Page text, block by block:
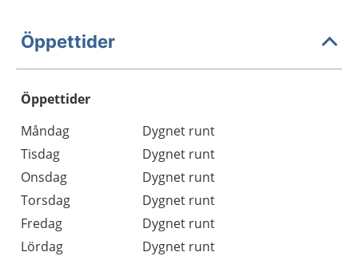
Öppettider
Öppettider
Dag
Öppettider
Kommentarer
Måndag
Dygnet runt
Tisdag
Dygnet runt
Onsdag
Dygnet runt
Torsdag
Dygnet runt
Fredag
Dygnet runt
Lördag
Dygnet runt